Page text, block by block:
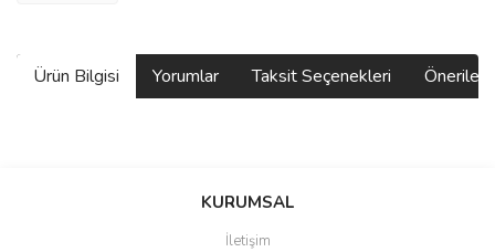
Ürün Bilgisi Yorumlar Taksit Seçenekleri
Bu ürüne ilk yorumu siz yapın!
KURUMSAL
İletişim